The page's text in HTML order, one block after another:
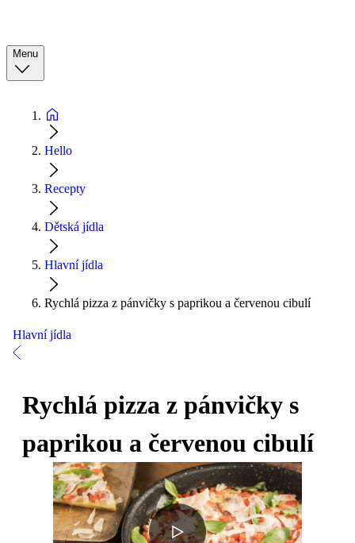
Menu
Hello
Recepty
Dětská jídla
Hlavní jídla
Rychlá pizza z pánvičky s paprikou a červenou cibulí
Hlavní jídla
Rychlá pizza z pánvičky s
paprikou a červenou cibulí